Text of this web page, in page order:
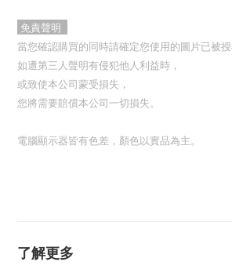
免責聲明
當您確認購買的同時請確定您使用的圖片已被授
如遭第三人聲明有侵犯他人利益時，
或致使本公司蒙受損失，
您將需要賠償本公司一切損失。
電腦顯示器皆有色差，顏色以實品為主。
了解更多